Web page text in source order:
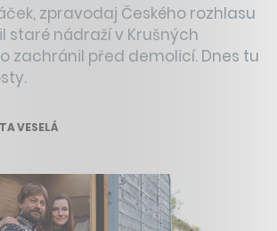
zpravodaj Českého rozhlasu
staré nádraží v Krušných
zachránil před demolicí. Dnes tu
VESELÁ